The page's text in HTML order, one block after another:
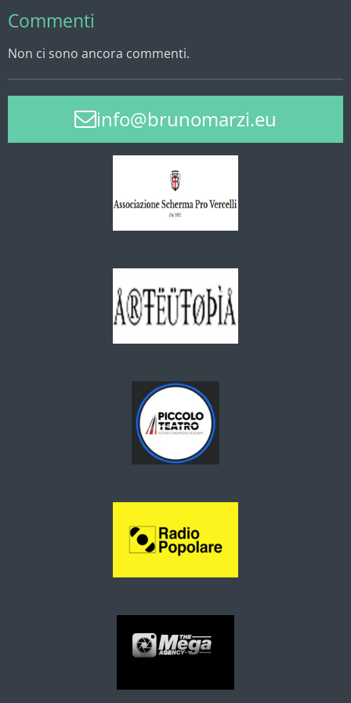
Commenti
Non ci sono ancora commenti.
info@brunomarzi.eu